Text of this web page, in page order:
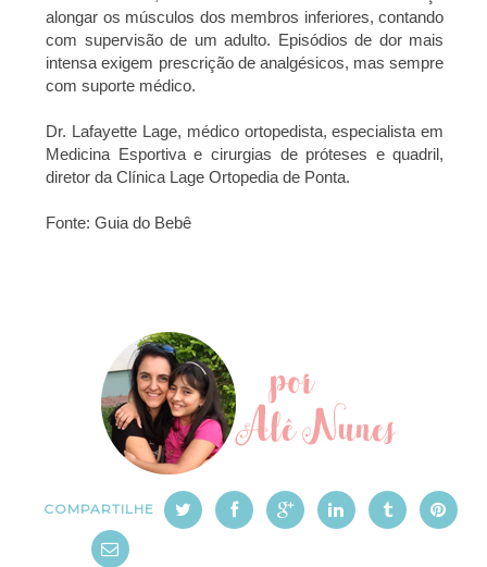
alongar os músculos dos membros inferiores, contando
com supervisão de um adulto. Episódios de dor mais
intensa exigem prescrição de analgésicos, mas sempre
com suporte médico.
Dr. Lafayette Lage, médico ortopedista, especialista em
Medicina Esportiva e cirurgias de próteses e quadril,
diretor da Clínica Lage Ortopedia de Ponta.
Fonte: Guia do Bebê
COMPARTILHE